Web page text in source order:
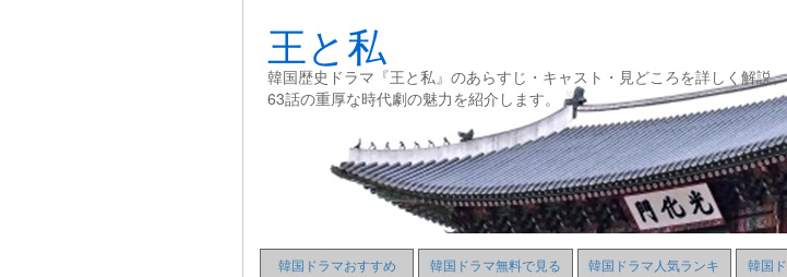
王と私
韓国歴史ドラマ『王と私』のあらすじ・キャスト・見どころを詳しく解説
63話の重厚な時代劇の魅力を紹介します。
韓国ドラマおすすめ
韓国ドラマ無料で見る
韓国ドラマ人気ランキ
韓国